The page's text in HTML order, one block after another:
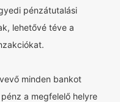
pénzátutalási
lehetővé téve a
minden bankot
a megfelelő helyre